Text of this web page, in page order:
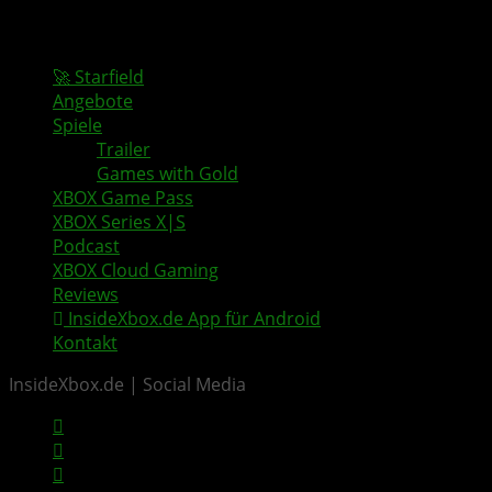
🚀 Starfield
Angebote
Spiele
Trailer
Games with Gold
XBOX Game Pass
XBOX Series X|S
Podcast
XBOX Cloud Gaming
Reviews
InsideXbox.de App für Android
Kontakt
InsideXbox.de | Social Media